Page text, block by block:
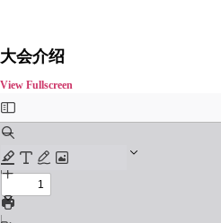
大会介绍
View Fullscreen